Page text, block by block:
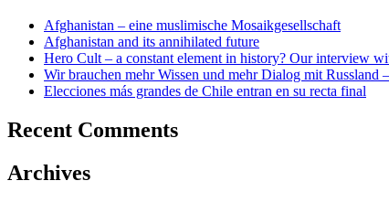
Afghanistan – eine muslimische Mosaikgesellschaft
Afghanistan and its annihilated future
Hero Cult – a constant element in history? Our interview
Wir brauchen mehr Wissen und mehr Dialog mit Russland
Elecciones más grandes de Chile entran en su recta final
Recent Comments
Archives